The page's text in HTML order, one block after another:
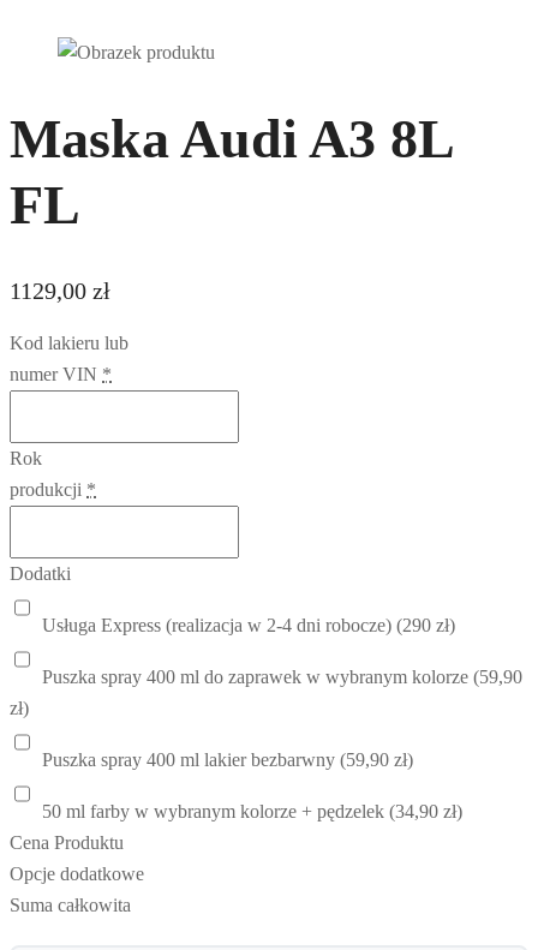
Maska Audi A3 8L
FL
1129,00 zł
Kod lakieru lub
numer VIN *
Rok
produkcji *
Dodatki
Usługa Express (realizacja w 2-4 dni robocze) (290 zł)
Puszka spray 400 ml do zaprawek w wybranym kolorze (59,90
zł)
Puszka spray 400 ml lakier bezbarwny (59,90 zł)
50 ml farby w wybranym kolorze + pędzelek (34,90 zł)
Cena Produktu
Opcje dodatkowe
Suma całkowita